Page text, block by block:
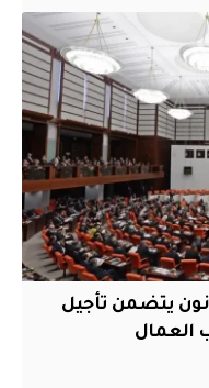
يتضمن تأجيل
العمال